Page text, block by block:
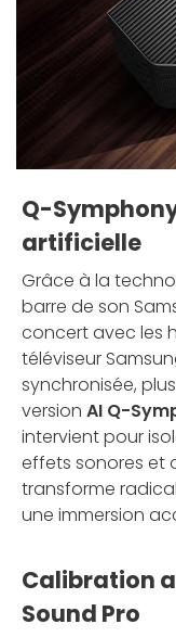
Q-
artificielle
Grâce à la
barre de son
concert avec les
téléviseur
synchronisée,
version AI Q-
intervient pour
effets sonores et
transforme
une immersion
Calibration
Sound Pro